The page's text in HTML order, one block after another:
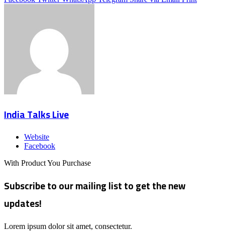
India Talks Live
Website
Facebook
With Product You Purchase
Subscribe to our mailing list to get the new
updates!
Lorem ipsum dolor sit amet, consectetur.